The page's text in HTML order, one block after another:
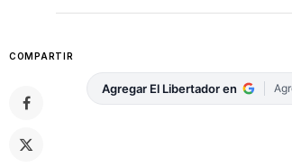
COMPARTIR
Agregar El Libertador en